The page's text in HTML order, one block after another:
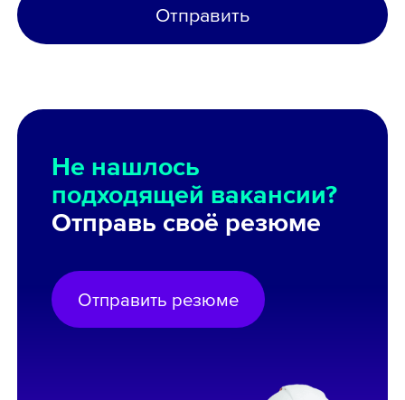
Отправить
Не нашлось
подходящей вакансии?
Отправь своё резюме
Отправить резюме